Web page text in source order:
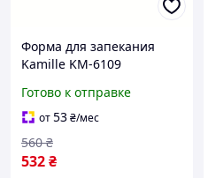
Форма для запекания
Kamille KM-6109
прямоугольная белая
30,5×19×6 см
Готово к отправке
от53₴/мес
532₴
560 ₴